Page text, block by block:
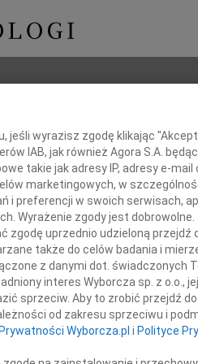
roku
jeśli wyrazisz zgodę klikając
IAB, jak również Agora S.A.
takie jak adresy IP, adresy e-
marketingowych, w
i preferencji w swoich serwisach,
Wyrażenie zgody jest
uprzednio udzieloną przejdź
także do celów badania i
z danymi dot. świadczonych
interes Wyborcza sp. z o.o., jej
sprzeciw. Aby to zrobić przejdź
od zakresu sprzeciwu i
Wyborcza.pl i Polityce